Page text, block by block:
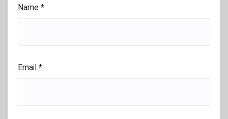
Name *
Email *